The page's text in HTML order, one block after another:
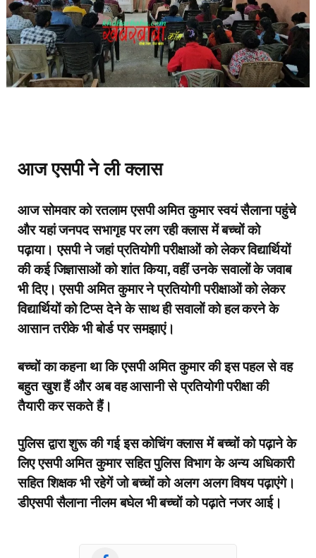
आज एसपी ने ली क्लास
आज सोमवार को रतलाम एसपी अमित कुमार स्वयं सैलाना पहुंचे
और यहां जनपद सभागृह पर लग रही क्लास में बच्चों को
पढ़ाया। एसपी ने जहां प्रतियोगी परीक्षाओं को लेकर विद्यार्थियों
की कई जिज्ञासाओं को शांत किया, वहीं उनके सवालों के जवाब
भी दिए। एसपी अमित कुमार ने प्रतियोगी परीक्षाओं को लेकर
विद्यार्थियों को टिप्स देने के साथ ही सवालों को हल करने के
आसान तरीके भी बोर्ड पर समझाएं।
बच्चों का कहना था कि एसपी अमित कुमार की इस पहल से वह
बहुत खुश हैं और अब वह आसानी से प्रतियोगी परीक्षा की
तैयारी कर सकते हैं।
पुलिस द्वारा शुरू की गई इस कोचिंग क्लास में बच्चों को पढ़ाने के
लिए एसपी अमित कुमार सहित पुलिस विभाग के अन्य अधिकारी
सहित शिक्षक भी रहेगें जो बच्चों को अलग अलग विषय पढ़ाएंगे।
डीएसपी सैलाना नीलम बघेल भी बच्चों को पढ़ाते नजर आई।